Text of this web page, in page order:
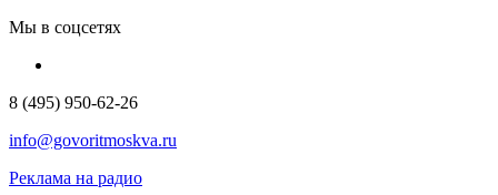
Мы в соцсетях
8 (495) 950-62-26
info@govoritmoskva.ru
Реклама на радио